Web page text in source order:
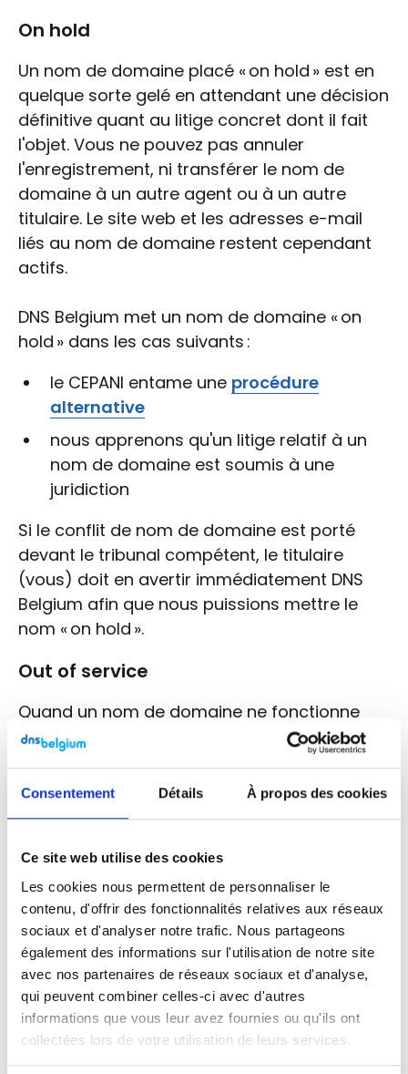
Consentement Détails À propos des cookies
Ce site web utilise des cookies
Les cookies nous permettent de personnaliser le
contenu, d'offrir des fonctionnalités relatives aux réseaux
sociaux et d'analyser notre trafic. Nous partageons
également des informations sur l'utilisation de notre site
avec nos partenaires de réseaux sociaux et d'analyse,
qui peuvent combiner celles-ci avec d'autres
informations que vous leur avez fournies ou qu'ils ont
collectées lors de votre utilisation de leurs services.
On hold
Un nom de domaine placé « on hold » est en
quelque sorte gelé en attendant une décision
définitive quant au litige concret dont il fait
l'objet. Vous ne pouvez pas annuler
l'enregistrement, ni transférer le nom de
domaine à un autre agent ou à un autre
titulaire. Le site web et les adresses e-mail
liés au nom de domaine restent cependant
actifs.
DNS Belgium met un nom de domaine « on
hold » dans les cas suivants :
le CEPANI entame une procédure
alternative
nous apprenons qu'un litige relatif à un
nom de domaine est soumis à une
juridiction
Si le conflit de nom de domaine est porté
devant le tribunal compétent, le titulaire
(vous) doit en avertir immédiatement DNS
Belgium afin que nous puissions mettre le
nom « on hold ».
Out of service
Quand un nom de domaine ne fonctionne
plus, cela peut-être pour différentes raisons :
plus de contrat avec DNS Belgium
domaine est dépassée => ce nom de
domaine ne peut être prolongé qu’en
choisissant un nouvel agentdans les
deux mois suivant la date d’échéance,
faute de quoi le nom de domaine est
irrévocablement libéré.
Quarantaine
Un nom de domaine supprimé par le titulaire